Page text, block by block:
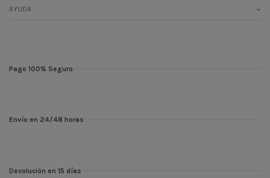
AYUDA
Pago 100% Seguro
Envío en 24/48 horas
Devolución en 15 días